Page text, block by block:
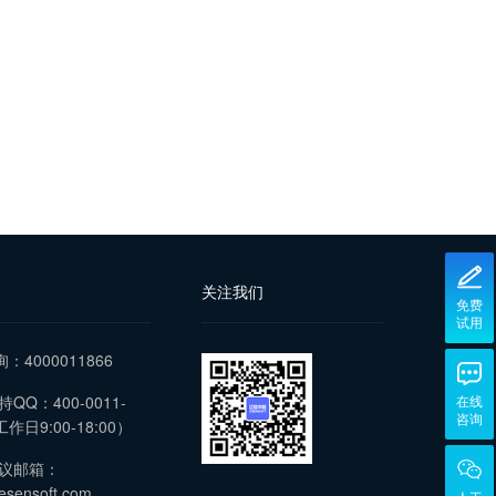
：4000011866
QQ：400-0011-
作日9:00-18:00）
邮箱：
关注我们
免费
试用
在线
咨询